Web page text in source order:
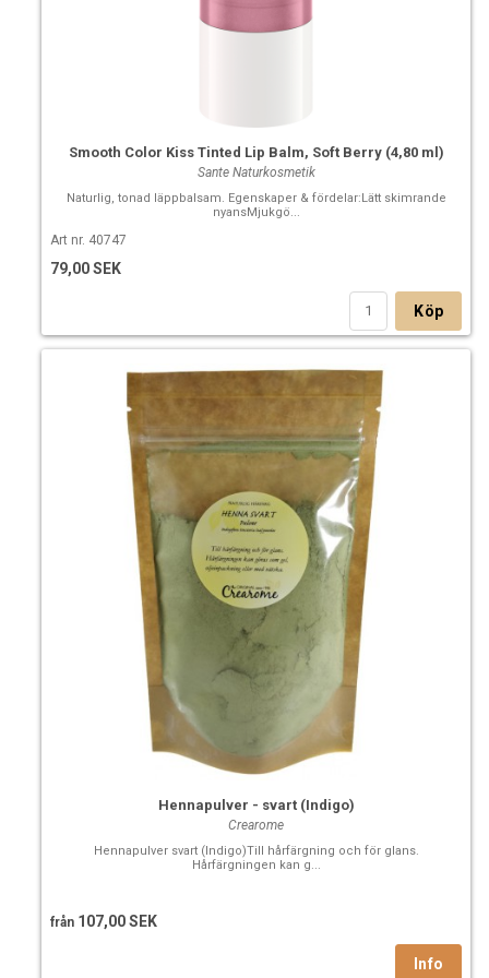
Smooth Color Kiss Tinted Lip Balm, Soft Berry (4,80 ml)
Sante Naturkosmetik
Naturlig, tonad läppbalsam. Egenskaper & fördelar:Lätt skimrande
nyansMjukgö...
Art nr. 40747
79,00 SEK
Köp
Hennapulver - svart (Indigo)
Crearome
Hennapulver svart (Indigo)Till hårfärgning och för glans.
Hårfärgningen kan g...
från 107,00 SEK